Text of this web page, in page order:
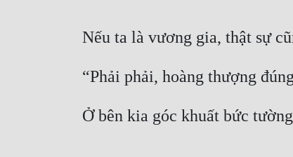
Nếu ta là vương gia, thật sự
“Phải phải, hoàng thượng
Ở bên kia góc khuất bức